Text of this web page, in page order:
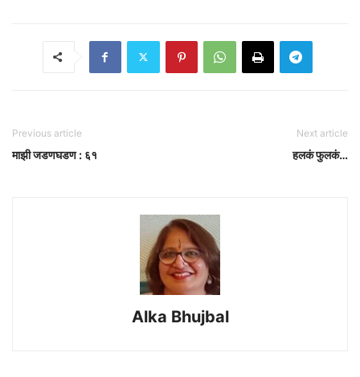
Previous article
माझी जडणघडण : ६१
Next article
हलकं फुलकं…
Alka Bhujbal